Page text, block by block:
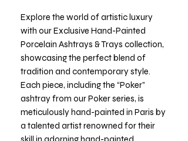
Explore the world of artistic luxury
with our Exclusive Hand-Painted
Porcelain Ashtrays & Trays collection,
showcasing the perfect blend of
tradition and contemporary style.
Each piece, including the “Poker”
ashtray from our Poker series, is
meticulously hand-painted in Paris by
a talented artist renowned for their